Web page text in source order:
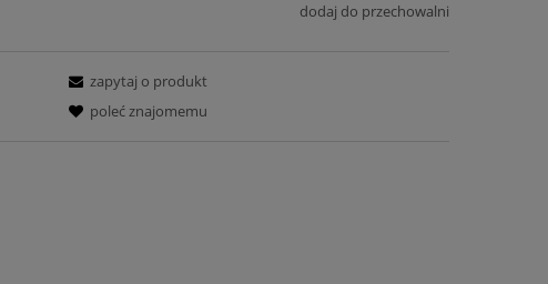
dodaj do przechowalni
zapytaj o produkt
poleć znajomemu